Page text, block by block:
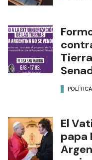
POLÍTICA
El
papa